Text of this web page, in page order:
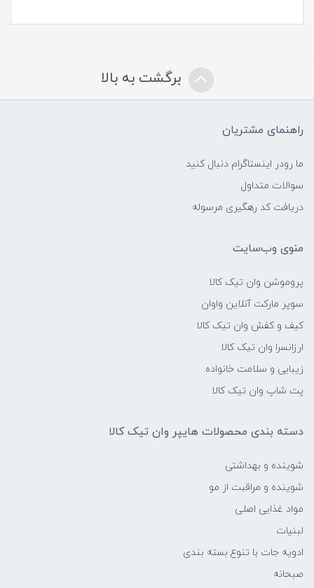
برگشت به بالا
راهنمای مشتریان
ما رودر اینستاگرام دنبال کنید
سوالات متداول
دریافت کد رهگیری مرسوله
منوی وب‌سایت
پروموشن وان تیک کالا
سوپر مارکت آنلاین واوان
کیف و کفش وان تیک کالا
ارزانسرا وان تیک کالا
زیبایی و سلامت خانواده
پت شاپ وان تیک کالا
دسته بندی محصولات هایپر وان تیک کالا
شوینده و بهداشتی
شوینده و مراقبت از مو
مواد غذایی اصلی
لبنیات
ادویه جات با تنوع بسته بندی
صبحانه